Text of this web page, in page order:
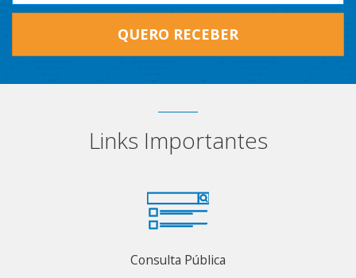
QUERO RECEBER
Links Importantes
Consulta Pública